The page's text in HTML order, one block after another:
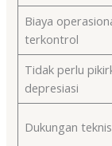
Biaya
terkontrol
Tidak perlu
depresiasi
Dukungan